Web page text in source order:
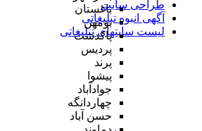
باغستان
بومهن
پاکدشت
پردیس
پرند
پیشوا
جوادآباد
چهاردانگه
حسن آباد
طراحی سایت
آگهی انبوه تبلیغاتی
لیست سایتهای تبلیغاتی